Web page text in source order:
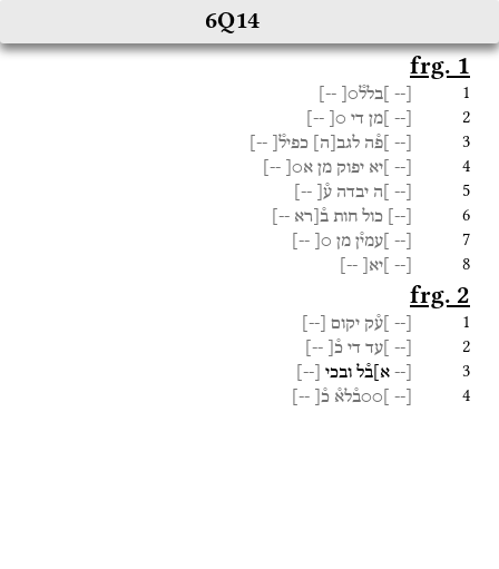
6Q14
frg. 1
1
[-- ]בלל֯○[ --]
2
[-- ]מן די ○[
--]
3
[-- ]פ֯ה לגב ה כפיל֯[ --]
4
[-- ]יא יפוק מן א○[ --]
5
[-- ]ה יבדה ע֯[ --]
6
-- כול חות ב֯[רא --]
7
[-- ]עמי֯ן מן ○[
--]
8
[-- ]יא[ --]
frg. 2
1
[-- ]ע֯ק יקום --
2
[-- ]עד די כ֯[ --]
3
[-- א]ב֯ל ובכי --
4
[-- ]○○ב֯לא֯ כ֯[ --]